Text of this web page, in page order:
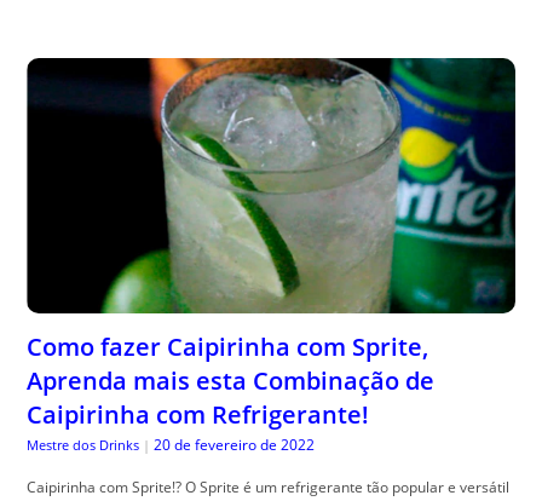
Como fazer Caipirinha com Sprite,
Aprenda mais esta Combinação de
Caipirinha com Refrigerante!
Mestre dos Drinks | 20 de fevereiro de 2022
Caipirinha com Sprite!? O Sprite é um refrigerante tão popular e versátil